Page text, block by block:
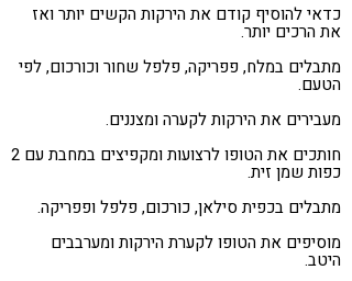
כדאי להוסיף קודם את הירקות הקשים יותר ואז
את הרכים יותר.
מתבלים במלח, פפריקה, פלפל שחור וכורכום, לפי
הטעם.
מעבירים את הירקות לקערה ומצננים.
חותכים את הטופו לרצועות ומקפיצים במחבת עם 2
כפות שמן זית.
מתבלים בכפית סילאן, כורכום, פלפל ופפריקה.
מוסיפים את הטופו לקערת הירקות ומערבבים
היטב.